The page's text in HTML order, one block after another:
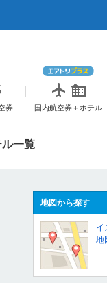
券 国内航空券＋ホテル
一覧
地図から探す
イ
地